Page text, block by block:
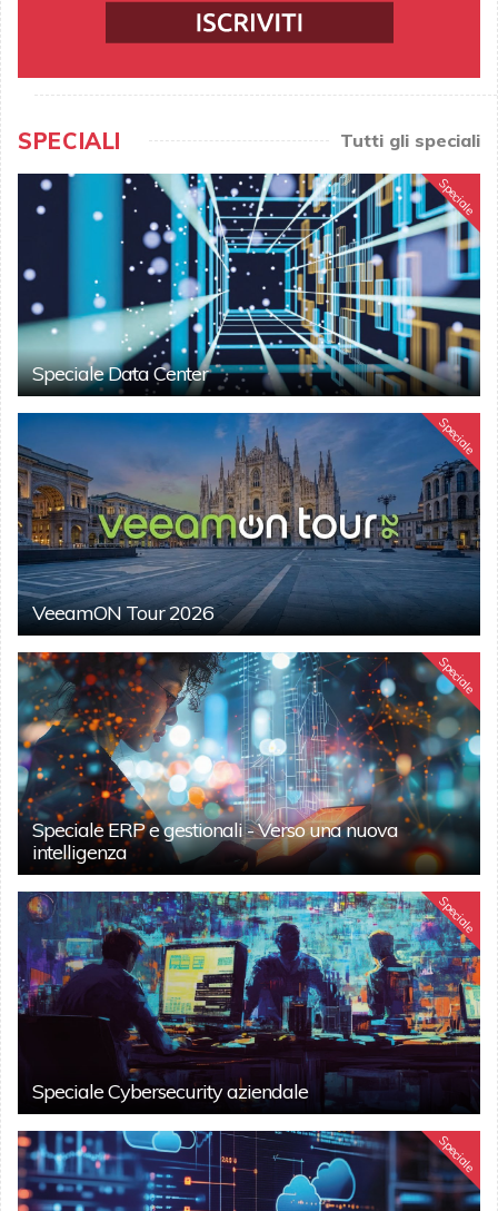
SPECIALI Tutti gli speciali
Speciale
Speciale Data Center
Speciale
VeeamON Tour 2026
Speciale
Speciale ERP e gestionali - Verso una nuova
intelligenza
Speciale
Speciale Cybersecurity aziendale
Speciale